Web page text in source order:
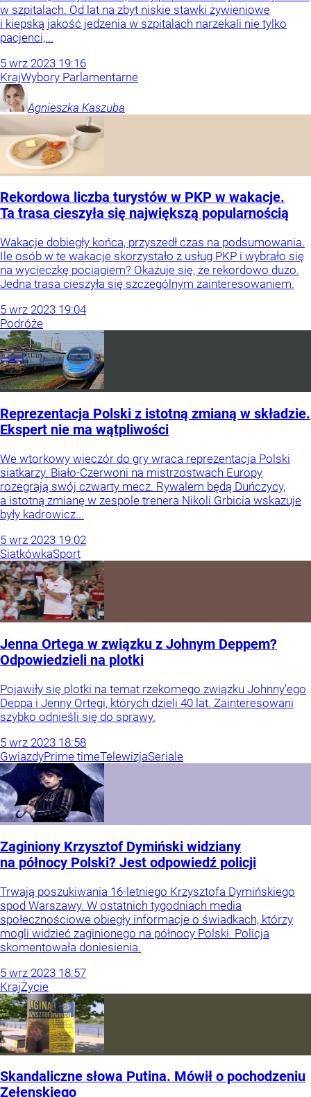
w szpitalach. Od lat na zbyt niskie stawki żywieniowe
i kiepską jakość jedzenia w szpitalach narzekali nie tylko
pacjenci,...
5 wrz 2023 19:16
KrajWybory Parlamentarne
Agnieszka Kaszuba
Rekordowa liczba turystów w PKP w wakacje.
Ta trasa cieszyła się największą popularnością
Wakacje dobiegły końca, przyszedł czas na podsumowania.
Ile osób w te wakacje skorzystało z usług PKP i wybrało się
na wycieczkę pociągiem? Okazuje się, że rekordowo dużo.
Jedna trasa cieszyła się szczególnym zainteresowaniem.
5 wrz 2023 19:04
Podróże
Reprezentacja Polski z istotną zmianą w składzie.
Ekspert nie ma wątpliwości
We wtorkowy wieczór do gry wraca reprezentacja Polski
siatkarzy. Biało-Czerwoni na mistrzostwach Europy
rozegrają swój czwarty mecz. Rywalem będą Duńczycy,
a istotną zmianę w zespole trenera Nikoli Grbicia wskazuje
były kadrowicz...
5 wrz 2023 19:02
SiatkówkaSport
Jenna Ortega w związku z Johnym Deppem?
Odpowiedzieli na plotki
Pojawiły się plotki na temat rzekomego związku Johnny'ego
Deppa i Jenny Ortegi, których dzieli 40 lat. Zainteresowani
szybko odnieśli się do sprawy.
5 wrz 2023 18:58
GwiazdyPrime timeTelewizjaSeriale
Zaginiony Krzysztof Dymiński widziany
na północy Polski? Jest odpowiedź policji
Trwają poszukiwania 16-letniego Krzysztofa Dymińskiego
spod Warszawy. W ostatnich tygodniach media
społecznościowe obiegły informacje o świadkach, którzy
mogli widzieć zaginionego na północy Polski. Policja
skomentowała doniesienia.
5 wrz 2023 18:57
KrajŻycie
Skandaliczne słowa Putina. Mówił o pochodzeniu
Zełenskiego